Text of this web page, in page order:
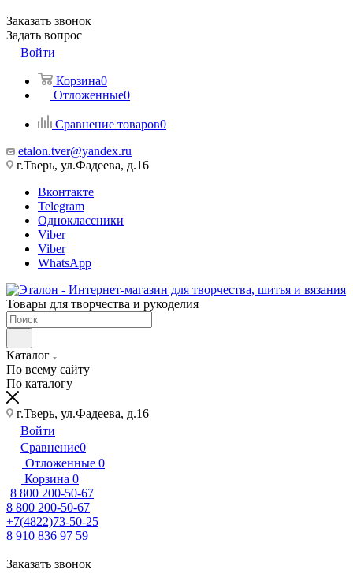
Заказать звонок
Задать вопрос
Войти
Корзина0
Отложенные0
Сравнение товаров0
etalon.tver@yandex.ru
г.Тверь, ул.Фадеева, д.16
Вконтакте
Telegram
Одноклассники
Viber
Viber
WhatsApp
Товары для творчества и рукоделия
Каталог
По всему сайту
По каталогу
г.Тверь, ул.Фадеева, д.16
Войти
Сравнение0
Отложенные 0
Корзина 0
8 800 200-50-67
8 800 200-50-67
+7(4822)73-50-25
8 910 836 97 59
Заказать звонок